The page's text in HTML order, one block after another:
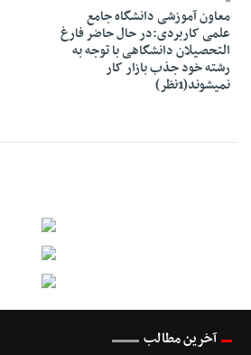
معاون آموزشی دانشگاه جامع
علمی کاربردی:در حال حاضر فارغ
التحصیلان دانشگاهی با توجه به
رشته خود جذب بازار کار
نمیشوند(1نظر)
آخرین مطالب